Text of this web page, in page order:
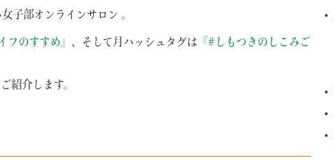
子部オンラインサロン 。
フのすすめ』 、そして月ハッシュタグは 『#しもつきのしこみご
紹介します。